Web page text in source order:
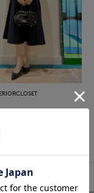
購入レビュー